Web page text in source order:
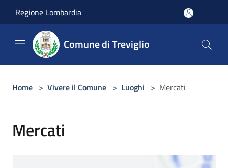
Regione Lombardia
Comune di Treviglio
Home > Vivere il Comune > Luoghi > Mercati
Mercati